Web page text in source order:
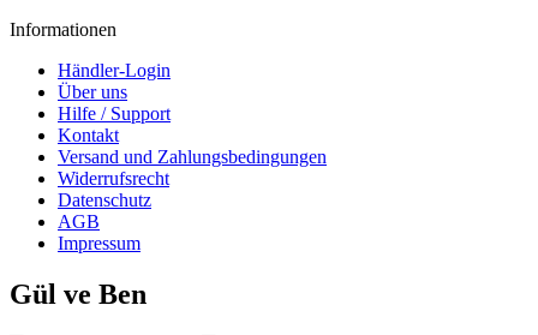
Informationen
Händler-Login
Über uns
Hilfe / Support
Kontakt
Versand und Zahlungsbedingungen
Widerrufsrecht
Datenschutz
AGB
Impressum
Gül ve Ben